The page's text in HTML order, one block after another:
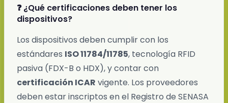
❓ ¿Qué certificaciones deben tener los
dispositivos?
Los dispositivos deben cumplir con los
estándares ISO 11784/11785, tecnología RFID
pasiva (FDX-B o HDX), y contar con
certificación ICAR vigente. Los proveedores
deben estar inscriptos en el Registro de SENASA